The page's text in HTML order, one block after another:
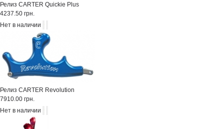
Релиз CARTER Quickie Plus
4237.50 грн.
Нет в наличии
Релиз CARTER Revolution
7910.00 грн.
Нет в наличии